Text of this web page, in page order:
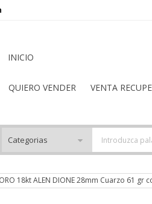
INICIO
QUIERO VENDER VENTA
18kt ALEN DIONE 28mm Cuarzo 61